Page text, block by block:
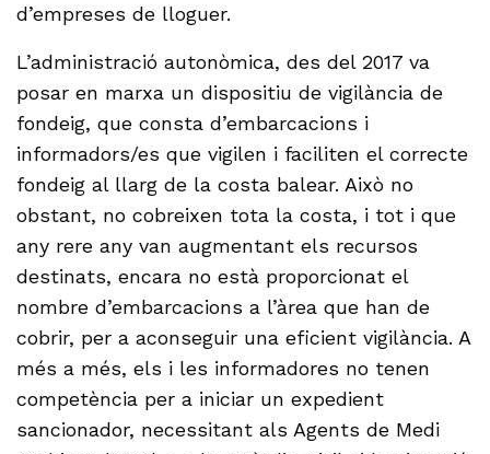
d’empreses de lloguer.
L’administració autonòmica, des del 2017 va
posar en marxa un dispositiu de vigilància de
fondeig, que consta d’embarcacions i
informadors/es que vigilen i faciliten el correcte
fondeig al llarg de la costa balear. Això no
obstant, no cobreixen tota la costa, i tot i que
any rere any van augmentant els recursos
destinats, encara no està proporcionat el
nombre d’embarcacions a l’àrea que han de
cobrir, per a aconseguir una eficient vigilància. A
més a més, els i les informadores no tenen
competència per a iniciar un expedient
sancionador, necessitant als Agents de Medi